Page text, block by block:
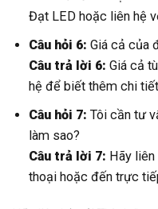
Đạt LED hoặc liên hệ
Câu hỏi 6: Giá cả của
Câu trả lời 6: Giá cả
hệ để biết thêm chi
Câu hỏi 7: Tôi cần tư
làm sao?
Câu trả lời 7: Hãy
thoại hoặc đến trực